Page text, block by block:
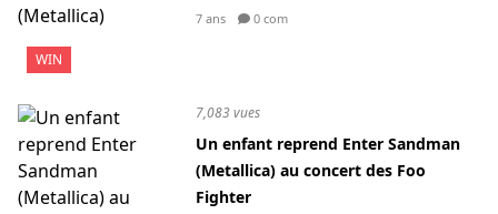
WIN
7 ans 0 com
7,083 vues
Un enfant reprend Enter Sandman
(Metallica) au concert des Foo
Fighter